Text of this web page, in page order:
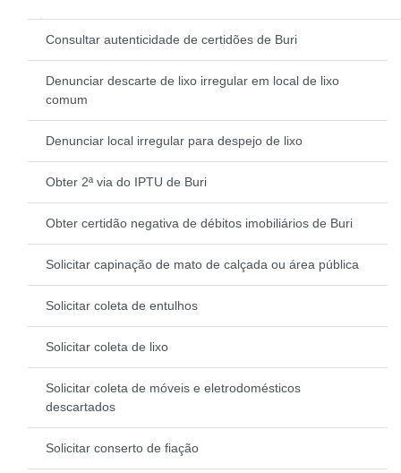
Consultar autenticidade de certidões de Buri
Denunciar descarte de lixo irregular em local de lixo
comum
Denunciar local irregular para despejo de lixo
Obter 2ª via do IPTU de Buri
Obter certidão negativa de débitos imobiliários de Buri
Solicitar capinação de mato de calçada ou área pública
Solicitar coleta de entulhos
Solicitar coleta de lixo
Solicitar coleta de móveis e eletrodomésticos
descartados
Solicitar conserto de fiação